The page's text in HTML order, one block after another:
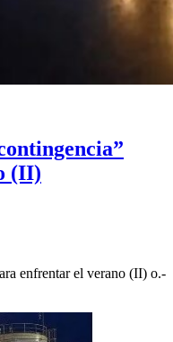
(II)
enfrentar el verano (II) o.-